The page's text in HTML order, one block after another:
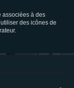
associées à des
des icônes de